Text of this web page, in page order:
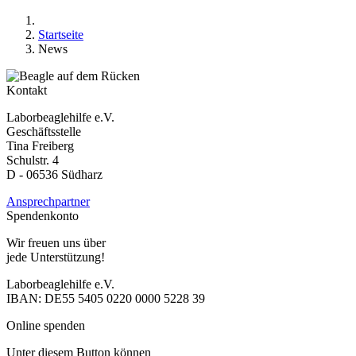
Startseite
News
Kontakt
Laborbeaglehilfe e.V.
Geschäftsstelle
Tina Freiberg
Schulstr. 4
D - 06536 Südharz
Ansprechpartner
Spendenkonto
Wir freuen uns über
jede Unterstützung!
Laborbeaglehilfe e.V.
IBAN: DE55 5405 0220 0000 5228 39
Online spenden
Unter diesem Button können